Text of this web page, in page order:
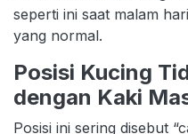
seperti ini saat malam
yang normal.
Posisi Kucing
dengan Kaki
Posisi ini sering disebut